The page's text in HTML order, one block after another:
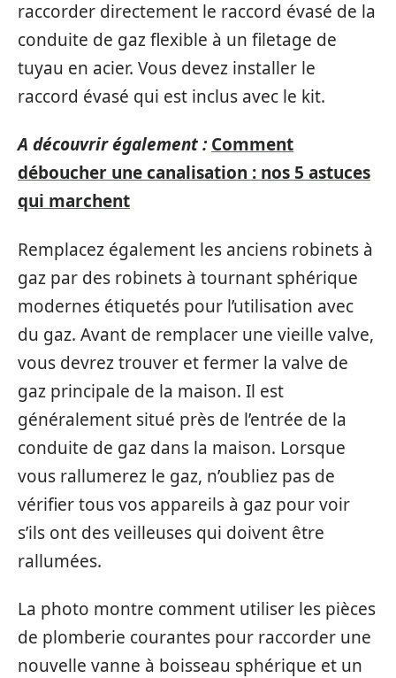
raccorder directement le raccord évasé de la
conduite de gaz flexible à un filetage de
tuyau en acier. Vous devez installer le
raccord évasé qui est inclus avec le kit.
A découvrir également : Comment
déboucher une canalisation : nos 5 astuces
qui marchent
Remplacez également les anciens robinets à
gaz par des robinets à tournant sphérique
modernes étiquetés pour l’utilisation avec
du gaz. Avant de remplacer une vieille valve,
vous devrez trouver et fermer la valve de
gaz principale de la maison. Il est
généralement situé près de l’entrée de la
conduite de gaz dans la maison. Lorsque
vous rallumerez le gaz, n’oubliez pas de
vérifier tous vos appareils à gaz pour voir
s’ils ont des veilleuses qui doivent être
rallumées.
La photo montre comment utiliser les pièces
de plomberie courantes pour raccorder une
nouvelle vanne à boisseau sphérique et un